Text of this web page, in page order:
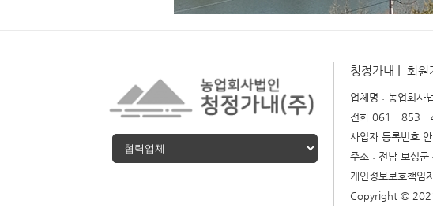
청정가내 | 회원
업체명 : 농업회
전화 061 - 853 -
사업자 등록번호
주소 : 전남 보성
개인정보보호책
Copyright ©